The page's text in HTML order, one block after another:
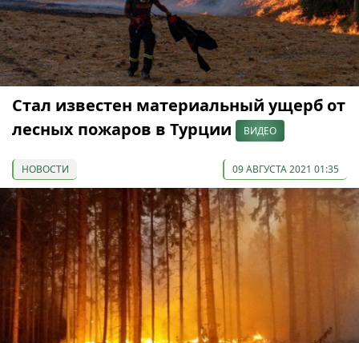
Стал известен материальный ущерб от
лесных пожаров в Турции
ВИДЕО
НОВОСТИ 09 АВГУСТА 2021 01:35